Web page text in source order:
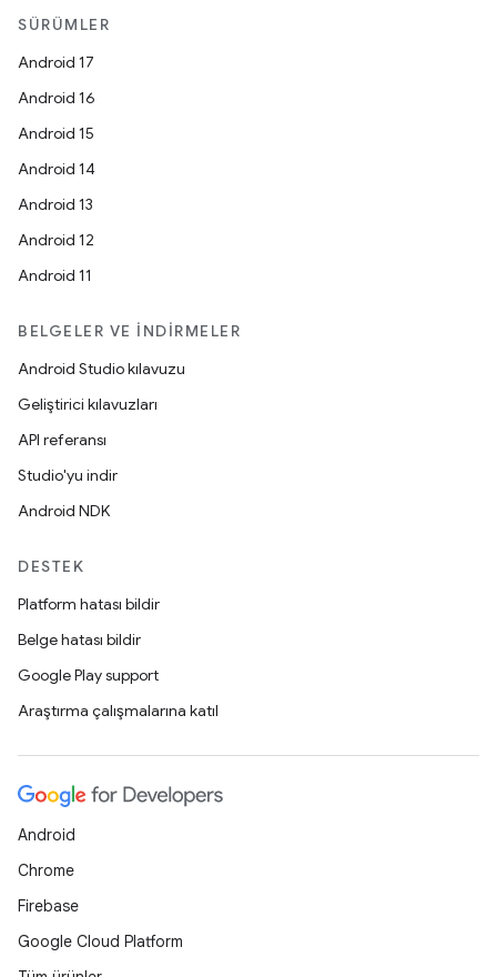
SÜRÜMLER
Android 17
Android 16
Android 15
Android 14
Android 13
Android 12
Android 11
BELGELER VE İNDIRMELER
Android Studio kılavuzu
Geliştirici kılavuzları
API referansı
Studio'yu indir
Android NDK
DESTEK
Platform hatası bildir
Belge hatası bildir
Google Play support
Araştırma çalışmalarına katıl
Android
Chrome
Firebase
Google Cloud Platform